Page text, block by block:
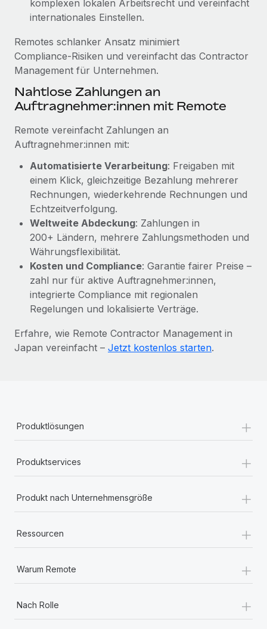
mit Remote verwaltet
Phiture ist der unumstrittene Marktführer im Bereich der
Wachstumsberatung für mobile Apps. Das...
Mehr erfahren
komplexen lokalen Arbeitsrecht und vereinfacht
internationales Einstellen.
Remotes schlanker Ansatz minimiert
Compliance‑Risiken und vereinfacht das Contractor
Management für Unternehmen.
Nahtlose Zahlungen an
Auftragnehmer:innen mit Remote
Remote vereinfacht Zahlungen an
Auftragnehmer:innen mit:
Automatisierte Verarbeitung: Freigaben mit
einem Klick, gleichzeitige Bezahlung mehrerer
Rechnungen, wiederkehrende Rechnungen und
Echtzeitverfolgung.
Weltweite Abdeckung: Zahlungen in
200+ Ländern, mehrere Zahlungsmethoden und
Währungsflexibilität.
Kosten und Compliance: Garantie fairer Preise –
zahl nur für aktive Auftragnehmer:innen,
integrierte Compliance mit regionalen
Regelungen und lokalisierte Verträge.
Erfahre, wie Remote Contractor Management in
Japan vereinfacht – Jetzt kostenlos starten.
Produktlösungen +
Produktservices +
Produkt nach Unternehmensgröße +
Ressourcen +
Warum Remote +
Nach Rolle
+